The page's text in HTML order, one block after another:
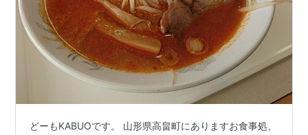
どーもKABUOです。 山形県高畠町にありますお食事処、